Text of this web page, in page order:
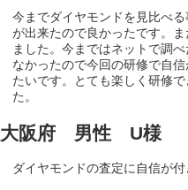
今までダイヤモンドを見比べ
が出来たので良かったです。
ました。今まではネットで調
なかったので今回の研修で自
たいです。とても楽しく研修
た。
大阪府 男性 U様
ダイヤモンドの査定に自信が